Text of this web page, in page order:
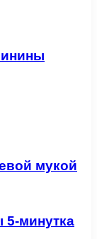
мукой
минутка